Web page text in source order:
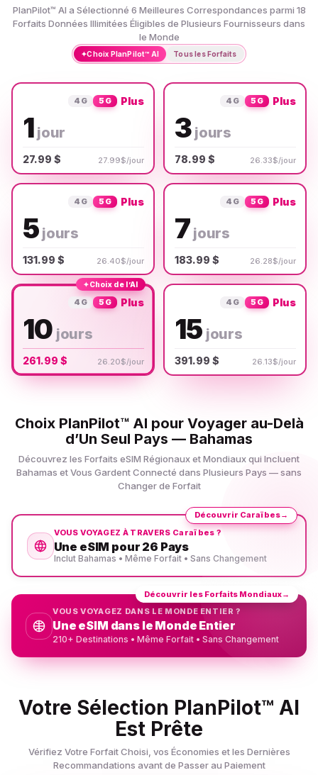
PlanPilot™ AI a Sélectionné 6 Meilleures Correspondances parmi 18
Forfaits Données Illimitées Éligibles de Plusieurs Fournisseurs dans
le Monde
✦Choix PlanPilot™ AI Tous les Forfaits
4G 5G Plus
1 jour
27.99 $ 27.99$/jour
4G 5G Plus
3 jours
78.99 $ 26.33$/jour
4G 5G Plus
5 jours
131.99 $ 26.40$/jour
4G 5G Plus
7 jours
183.99 $ 26.28$/jour
✦Choix de l’AI
4G 5G Plus
10 jours
261.99 $ 26.20$/jour
4G 5G Plus
15 jours
391.99 $ 26.13$/jour
Choix PlanPilot™ AI pour Voyager au-Delà
d’Un Seul Pays — Bahamas
Découvrez les Forfaits eSIM Régionaux et Mondiaux qui Incluent
Bahamas et Vous Gardent Connecté dans Plusieurs Pays — sans
Changer de Forfait
VOUS VOYAGEZ À TRAVERS Caraïbes ?
Une eSIM pour 26 Pays
Inclut Bahamas • Même Forfait • Sans Changement
Découvrir Caraïbes→
VOUS VOYAGEZ DANS LE MONDE ENTIER ?
Une eSIM dans le Monde Entier
210+ Destinations • Même Forfait • Sans Changement
Découvrir les Forfaits Mondiaux→
Votre Sélection PlanPilot™ AI
Est Prête
Vérifiez Votre Forfait Choisi, vos Économies et les Dernières
Recommandations avant de Passer au Paiement